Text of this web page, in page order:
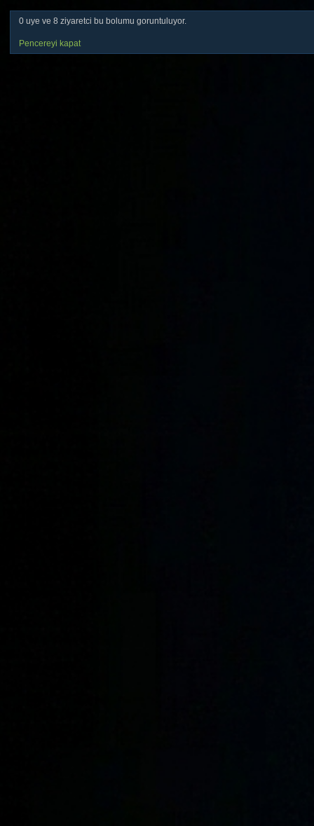
0 uye ve 8 ziyaretci bu bolumu goruntuluyor.
Pencereyi kapat